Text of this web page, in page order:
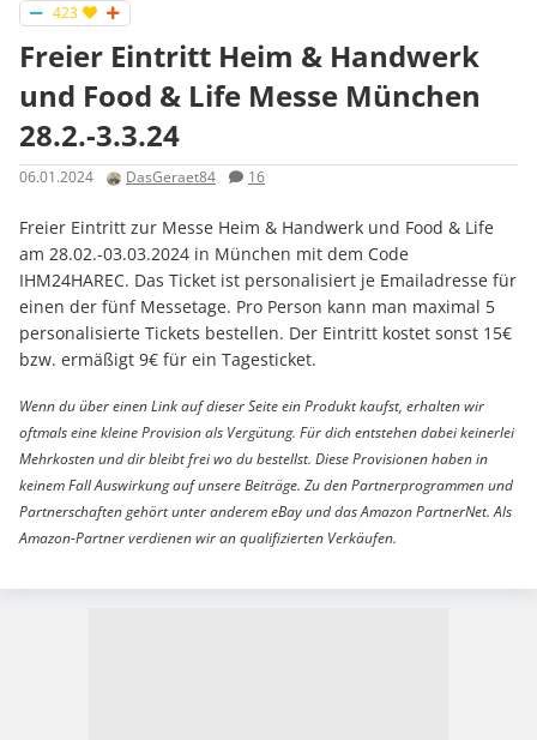
423
Freier Eintritt Heim & Handwerk
und Food & Life Messe München
28.2.-3.3.24
06.01.2024 DasGeraet84 16
Freier Eintritt zur Messe Heim & Handwerk und Food & Life
am 28.02.-03.03.2024 in München mit dem Code
IHM24HAREC. Das Ticket ist personalisiert je Emailadresse für
einen der fünf Messetage. Pro Person kann man maximal 5
personalisierte Tickets bestellen. Der Eintritt kostet sonst 15€
bzw. ermäßigt 9€ für ein Tagesticket.
Wenn du über einen Link auf dieser Seite ein Produkt kaufst, erhalten wir
oftmals eine kleine Provision als Vergütung. Für dich entstehen dabei keinerlei
Mehrkosten und dir bleibt frei wo du bestellst. Diese Provisionen haben in
keinem Fall Auswirkung auf unsere Beiträge. Zu den Partnerprogrammen und
Partnerschaften gehört unter anderem eBay und das Amazon PartnerNet. Als
Amazon-Partner verdienen wir an qualifizierten Verkäufen.